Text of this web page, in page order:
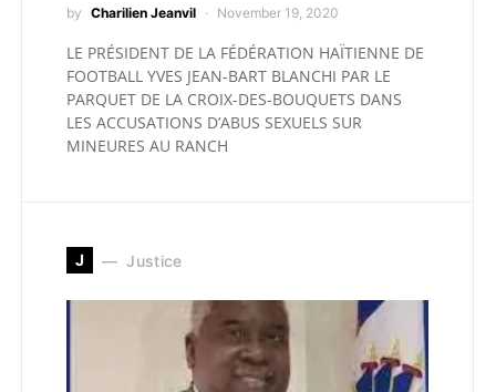
by Charilien Jeanvil November 19, 2020
LE PRÉSIDENT DE LA FÉDÉRATION HAÏTIENNE DE
FOOTBALL YVES JEAN-BART BLANCHI PAR LE
PARQUET DE LA CROIX-DES-BOUQUETS DANS
LES ACCUSATIONS D’ABUS SEXUELS SUR
MINEURES AU RANCH
J Justice